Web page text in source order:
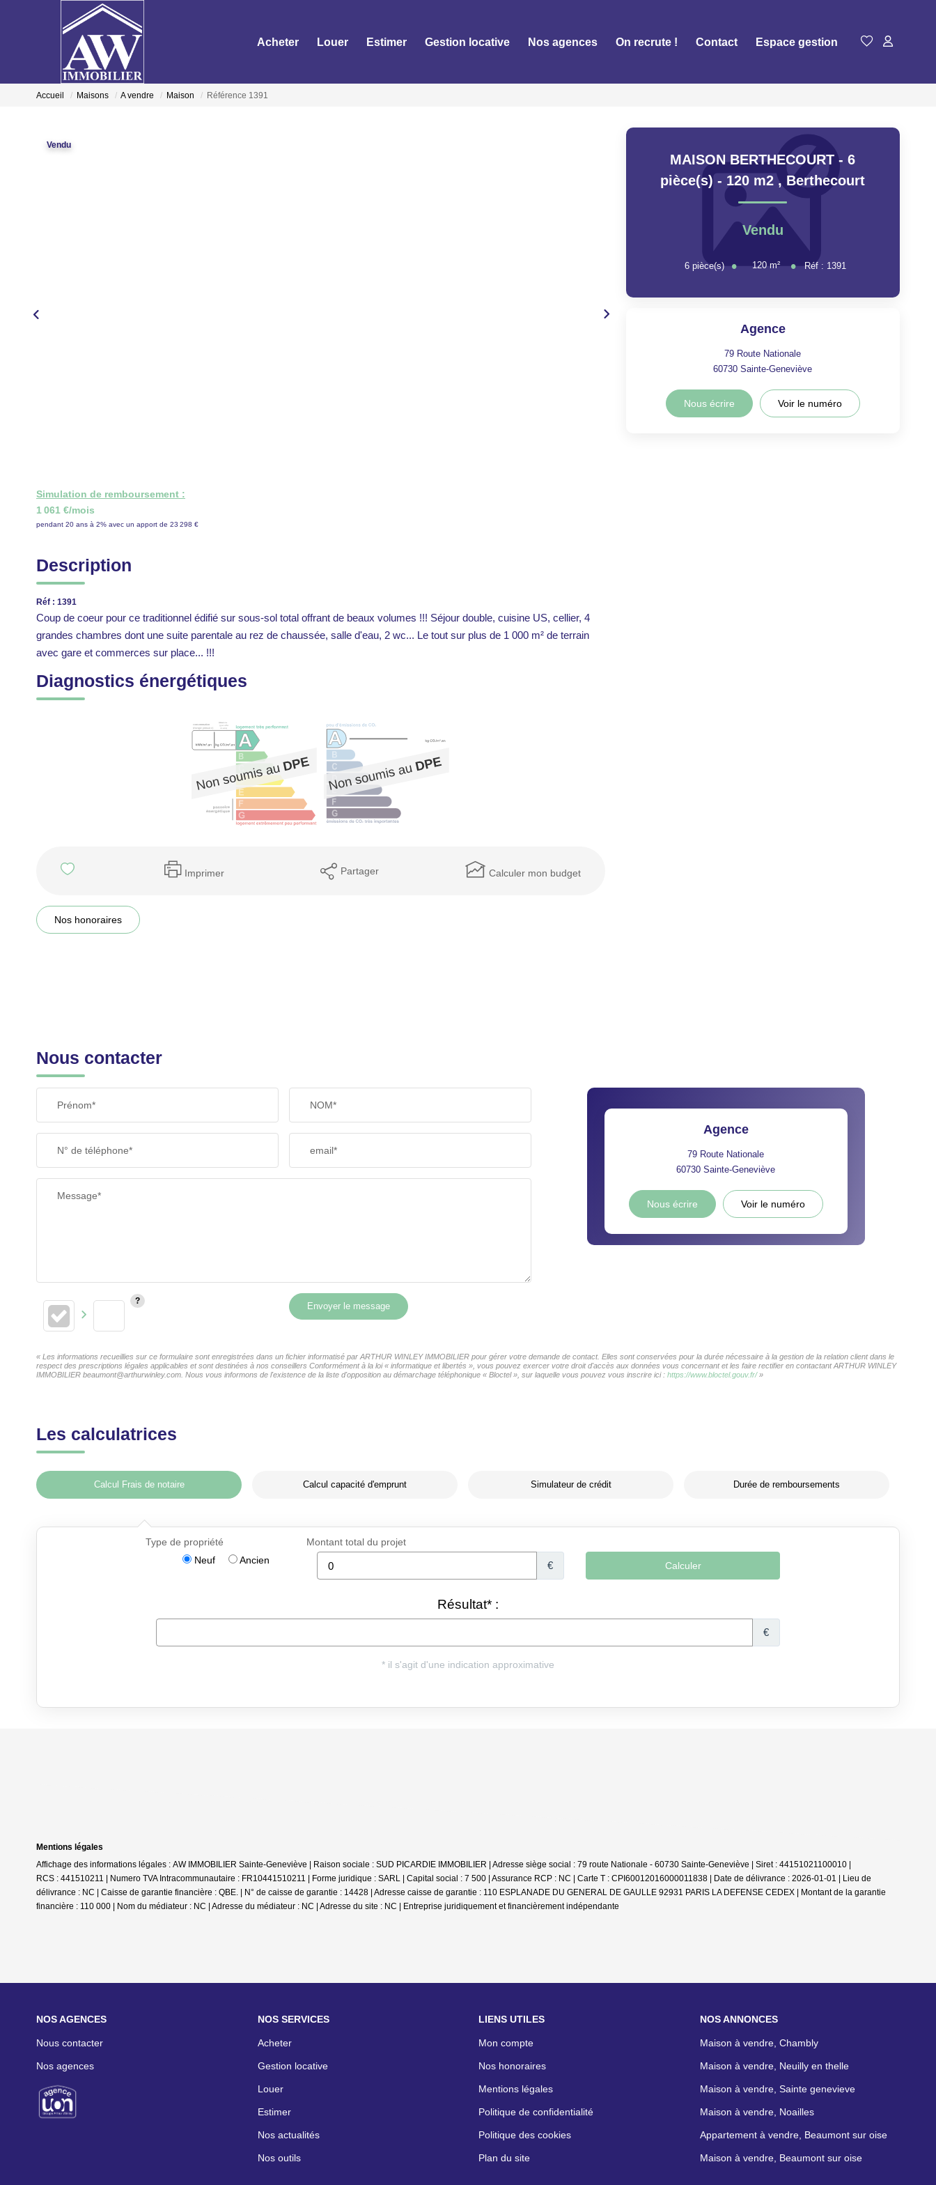
Acheter Louer Estimer Gestion locative Nos agences On recrute ! Contact Espace gestion
Accueil Maisons A vendre Maison Référence 1391
Vendu
Simulation de remboursement :
1 061 €/mois
pendant 20 ans à 2% avec un apport de 23 298 €
Description
Réf : 1391
Coup de coeur pour ce traditionnel édifié sur sous-sol total offrant de beaux volumes !!! Séjour double, cuisine US, cellier, 4
grandes chambres dont une suite parentale au rez de chaussée, salle d'eau, 2 wc... Le tout sur plus de 1 000 m² de terrain
avec gare et commerces sur place... !!!
Diagnostics énergétiques
Imprimer Partager Calculer mon budget
Nos honoraires
MAISON BERTHECOURT - 6
pièce(s) - 120 m2, Berthecourt
Vendu
6pièce(s) 120m² Réf : 1391
Agence
79 Route Nationale
60730Sainte-Geneviève
Nous écrire Voir le numéro
Nous contacter
Prénom* NOM*
N° de téléphone* email*
Message*
Envoyer le message
Agence
79 Route Nationale
60730Sainte-Geneviève
Nous écrire Voir le numéro
« Les informations recueillies sur ce formulaire sont enregistrées dans un fichier informatisé par ARTHUR WINLEY IMMOBILIER pour gérer votre demande de contact. Elles sont conservées pour la durée nécessaire à la gestion de la relation client dans le
respect des prescriptions légales applicables et sont destinées à nos conseillers Conformément à la loi « informatique et libertés », vous pouvez exercer votre droit d'accès aux données vous concernant et les faire rectifier en contactant ARTHUR WINLEY
IMMOBILIER beaumont@arthurwinley.com. Nous vous informons de l'existence de la liste d'opposition au démarchage téléphonique « Bloctel », sur laquelle vous pouvez vous inscrire ici : https://www.bloctel.gouv.fr/»
Les calculatrices
Calcul Frais de notaire Calcul capacité d'emprunt Simulateur de crédit Durée de remboursements
Mentions légales
Affichage des informations légales : AW IMMOBILIER Sainte-Geneviève | Raison sociale : SUD PICARDIE IMMOBILIER | Adresse siège social : 79 route Nationale - 60730 Sainte-Geneviève | Siret : 44151021100010 |
RCS : 441510211 | Numero TVA Intracommunautaire : FR10441510211 | Forme juridique : SARL | Capital social : 7 500 | Assurance RCP : NC | Carte T : CPI60012016000011838 | Date de délivrance : 2026-01-01 | Lieu de
délivrance : NC | Caisse de garantie financière : QBE. | N° de caisse de garantie : 14428 | Adresse caisse de garantie : 110 ESPLANADE DU GENERAL DE GAULLE 92931 PARIS LA DEFENSE CEDEX | Montant de la garantie
financière : 110 000 | Nom du médiateur : NC | Adresse du médiateur : NC | Adresse du site : NC |
Entreprise juridiquement et financièrement indépendante
NOS AGENCES
Nous contacter
Nos agences
NOS SERVICES
Acheter
Gestion locative
Louer
Estimer
Nos actualités
Nos outils
LIENS UTILES
Mon compte
Nos honoraires
Mentions légales
Politique de confidentialité
Politique des cookies
Plan du site
NOS ANNONCES
Maison à vendre, Chambly
Maison à vendre, Neuilly en thelle
Maison à vendre, Sainte genevieve
Maison à vendre, Noailles
Appartement à vendre, Beaumont sur oise
Maison à vendre, Beaumont sur oise